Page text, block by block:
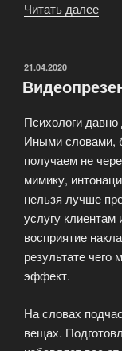
Читать далее
ОПУБЛИКОВАНО
21.04.2020
Психологи
Иными словами,
получаем не
мимику,
нельзя лучше
услугу клиентам
восприятие
результате
эффект.
На словах
вещах.